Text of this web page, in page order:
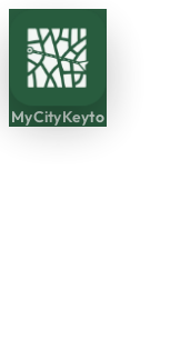
MyCityKeyto